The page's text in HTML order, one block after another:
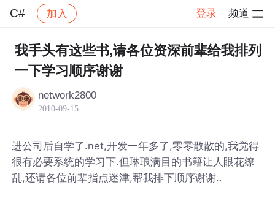
C# 加入 登录 频道
社区 C# 帖子详情
我手头有这些书,请各位资深前辈给我排列
一下学习顺序谢谢
network2800
2010-09-15
进公司后自学了.net,开发一年多了,零零散散的,我觉得
很有必要系统的学习下.但琳琅满目的书籍让人眼花缭
乱,还请各位前辈指点迷津,帮我排下顺序谢谢..